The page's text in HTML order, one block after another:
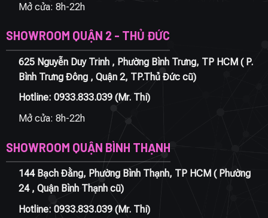
Mở cửa: 8h-22h
SHOWROOM QUẬN 2 - THỦ ĐỨC
625 Nguyễn Duy Trinh , Phường Bình Trưng, TP HCM ( P.
Bình Trưng Đông , Quận 2, TP.Thủ Đức cũ)
Hotline: 0933.833.039(Mr. Thi)
Mở cửa: 8h-22h
SHOWROOM QUẬN BÌNH THẠNH
144 Bạch Đằng, Phường Bình Thạnh, TP HCM ( Phường
24 , Quận Bình Thạnh cũ)
Hotline: 0933.833.039(Mr. Thi)